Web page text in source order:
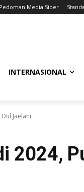
Pedoman Media Siber
INTERNASIONAL
Jaelani
2024,